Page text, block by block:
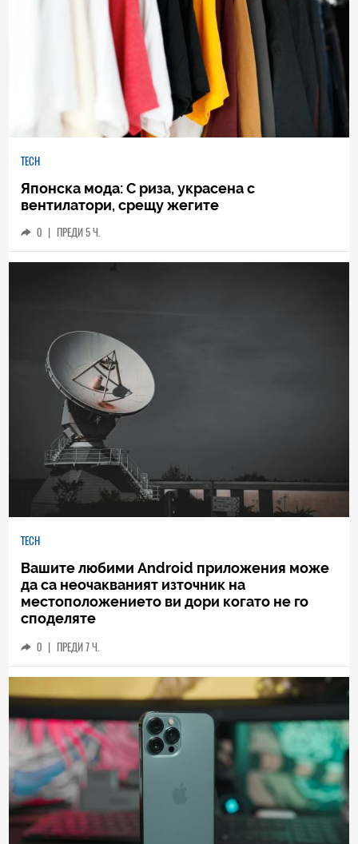
TECH
Японска мода: С риза, украсена с
вентилатори, срещу жегите
0 | ПРЕДИ 5 Ч.
TECH
Вашите любими Android приложения може
да са неочакваният източник на
местоположението ви дори когато не го
споделяте
0 | ПРЕДИ 7 Ч.